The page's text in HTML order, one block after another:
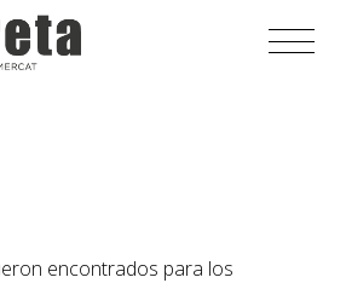
encontrados para los